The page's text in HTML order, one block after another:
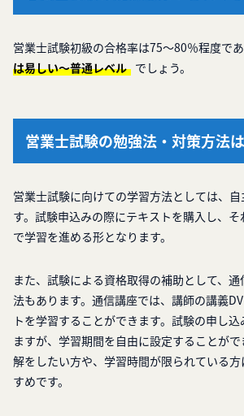
営業士試験初級の合格率は75～80％程度であ
は易しい～普通レベル でしょう。
営業士試験の勉強法・対策方法
営業士試験に向けての学習方法としては、
す。試験申込みの際にテキストを購入し、
で学習を進める形となります。
また、試験による資格取得の補助として、
法もあります。通信講座では、講師の講義
トを学習することができます。試験の申し
ますが、学習期間を自由に設定することが
解をしたい方や、学習時間が限られている
すめです。